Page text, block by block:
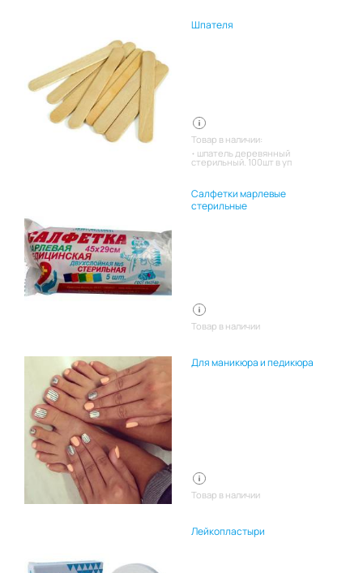
Шпателя
Товар в наличии:
шпатель деревянный
стерильный. 100шт в уп
Салфетки марлевые
стерильные
Товар в наличии
Для маникюра и педикюра
Товар в наличии
Лейкопластыри